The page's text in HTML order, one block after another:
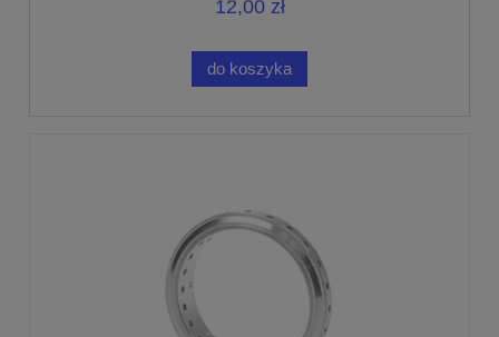
12,00 zł
do koszyka